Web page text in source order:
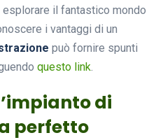
il fantastico mondo
i vantaggi di un
può fornire spunti
questo link.
di
perfetto